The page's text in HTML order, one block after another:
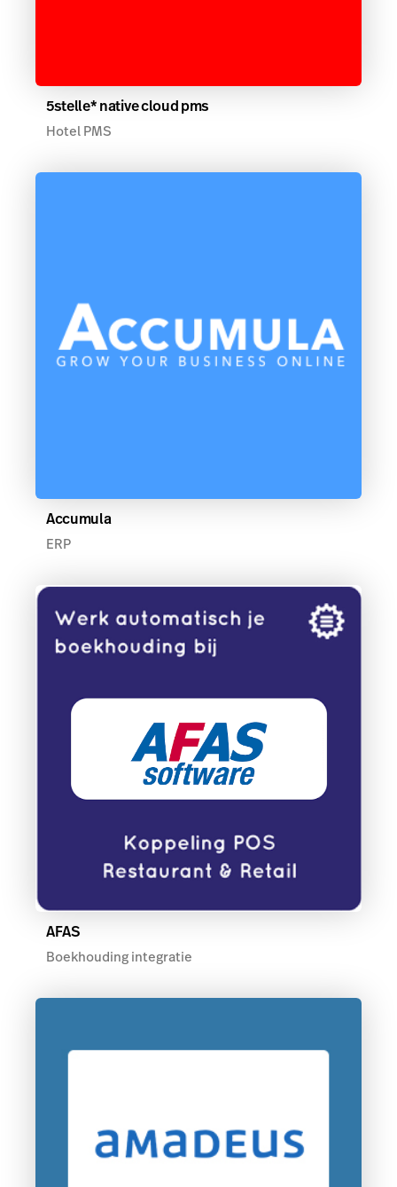
5stelle* native cloud pms
Hotel PMS
Accumula
ERP
AFAS
Boekhouding integratie